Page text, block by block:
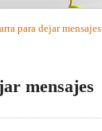
para dejar mensajes
mensajes